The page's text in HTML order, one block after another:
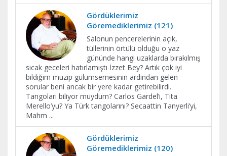
Gördüklerimiz
Göremediklerimiz (121)
Salonun pencerelerinin açık,
tüllerinin örtülü olduğu o yaz
gününde hangi uzaklarda bırakılmış
sıcak geceleri hatırlamıştı İzzet Bey? Artık çok iyi
bildiğim muzip gülümsemesinin ardından gelen
sorular beni ancak bir yere kadar getirebilirdi.
Tangoları biliyor muydum? Carlos Gardel’i, Tita
Merello’yu? Ya Türk tangolarını? Secaattin Tanyerli’yi,
Mahm ...
Gördüklerimiz
Göremediklerimiz (120)